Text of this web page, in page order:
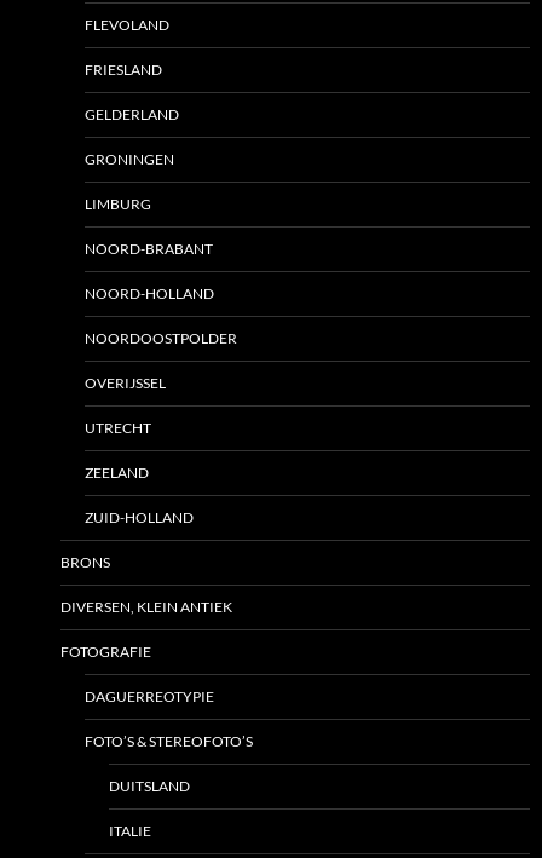
FLEVOLAND
FRIESLAND
GELDERLAND
GRONINGEN
LIMBURG
NOORD-BRABANT
NOORD-HOLLAND
NOORDOOSTPOLDER
OVERIJSSEL
UTRECHT
ZEELAND
ZUID-HOLLAND
BRONS
DIVERSEN, KLEIN ANTIEK
FOTOGRAFIE
DAGUERREOTYPIE
FOTO’S & STEREOFOTO’S
DUITSLAND
ITALIE